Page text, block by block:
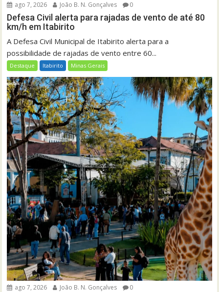
ago 7, 2026 João B. N. Gonçalves 0
Defesa Civil alerta para rajadas de vento de até 80
km/h em Itabirito
A Defesa Civil Municipal de Itabirito alerta para a
possibilidade de rajadas de vento entre 60...
Destaque Itabirito Minas Gerais
ago 7, 2026 João B. N. Gonçalves 0